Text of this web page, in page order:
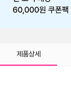
제품상세